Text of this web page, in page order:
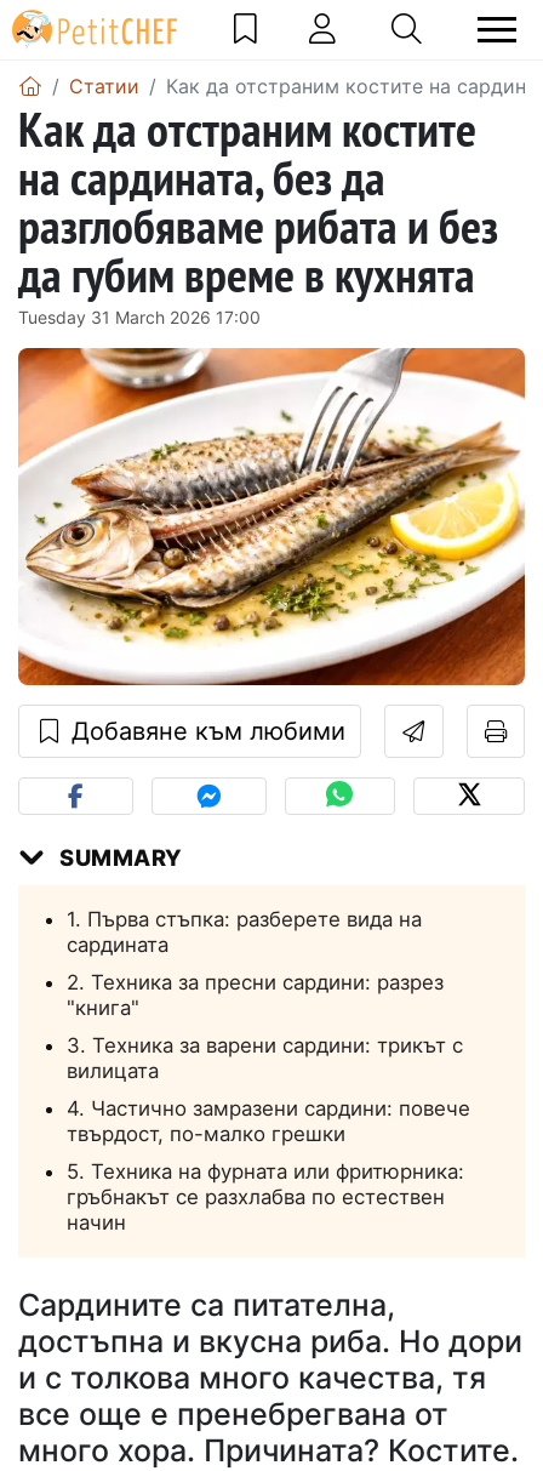
Статии Как да отстраним костите на
Как да отстраним костите
на сардината, без да
разглобяваме рибата и без
да губим време в кухнята
Tuesday 31 March 2026 17:00
Добавяне към любими
SUMMARY
1. Първа стъпка: разберете вида на
сардината
2. Техника за пресни сардини: разрез
"книга"
3. Техника за варени сардини: трикът с
вилицата
4. Частично замразени сардини: повече
твърдост, по-малко грешки
5. Техника на фурната или фритюрника:
гръбнакът се разхлабва по естествен
начин
Сардините са питателна,
достъпна и вкусна риба. Но дори
и с толкова много качества, тя
все още е пренебрегвана от
много хора. Причината? Костите.